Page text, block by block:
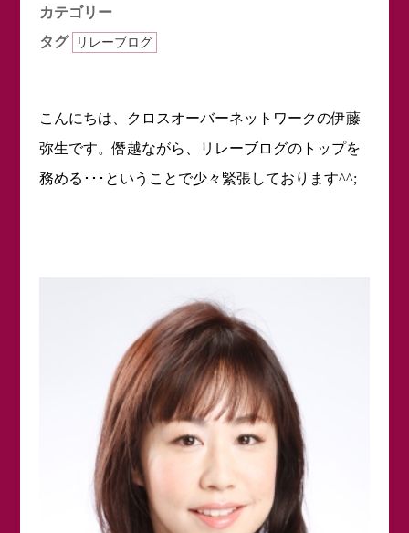
カテゴリー
タグ
リレーブログ
こんにちは、クロスオーバーネットワークの伊藤
弥生です。僭越ながら、リレーブログのトップを
務める･･･ということで少々緊張しております^^;